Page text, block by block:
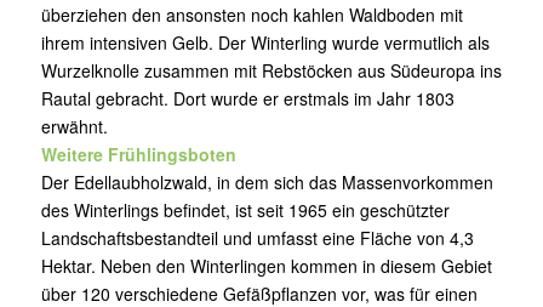
überziehen den ansonsten noch kahlen Waldboden mit
ihrem intensiven Gelb. Der Winterling wurde vermutlich als
Wurzelknolle zusammen mit Rebstöcken aus Südeuropa ins
Rautal gebracht. Dort wurde er erstmals im Jahr 1803
erwähnt.
Weitere Frühlingsboten
Der Edellaubholzwald, in dem sich das Massenvorkommen
des Winterlings befindet, ist seit 1965 ein geschützter
Landschaftsbestandteil und umfasst eine Fläche von 4,3
Hektar. Neben den Winterlingen kommen in diesem Gebiet
über 120 verschiedene Gefäßpflanzen vor, was für einen